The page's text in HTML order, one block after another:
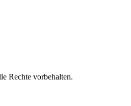
Rechte vorbehalten.